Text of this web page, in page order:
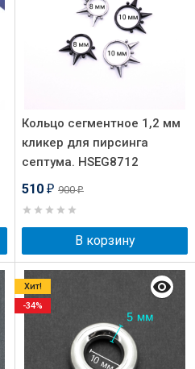
Кольцо сегментное 1,2 мм
кликер для пирсинга
септума. HSEG8712
510 ₽ 900₽
В корзину
Хит!
-34%